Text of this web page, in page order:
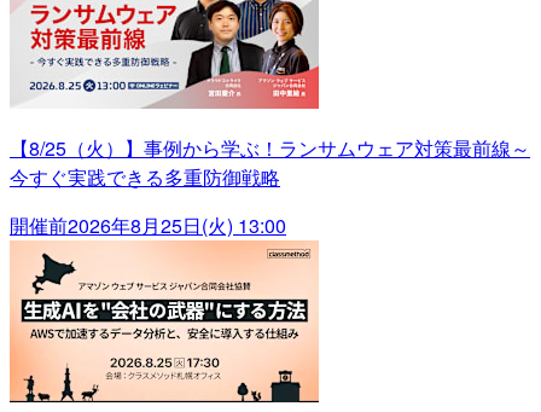
【8/25（火）】事例から学ぶ！ランサムウェア対策最前線～
今すぐ実践できる多重防御戦略
開催前2026年8月25日(火) 13:00